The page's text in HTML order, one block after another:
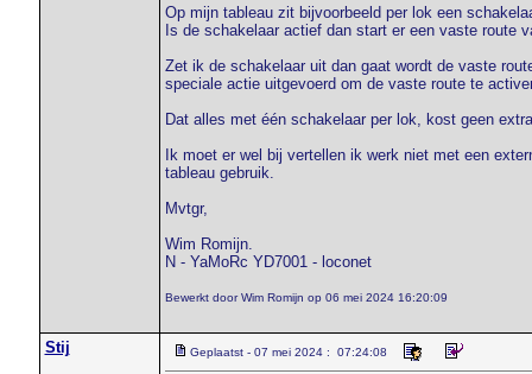
Op mijn tableau zit bijvoorbeeld per lok een
Is de schakelaar actief dan start er een vaste route
Zet ik de schakelaar uit dan gaat wordt de vaste
speciale actie uitgevoerd om de vaste route te
Dat alles met één schakelaar per lok, kost geen
Ik moet er wel bij vertellen ik werk niet met een
tableau gebruik.
Mvtgr,
Wim Romijn.
N - YaMoRc YD7001 - loconet
Bewerkt door Wim Romijn op 06 mei 2024 16:20:09
Stij Geplaatst - 07 mei 2024 : 07:24:08